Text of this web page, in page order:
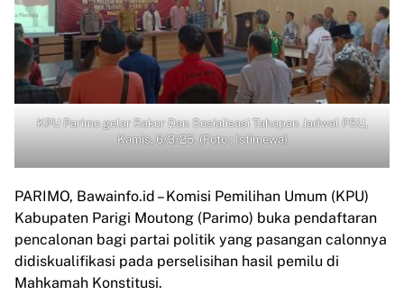
KPU Parimo gelar Rakor Dan Sosialisasi Tahapan Jadwal PSU,
Kamis, 6/3/25. (Foto : Istimewa)
PARIMO, Bawainfo.id – Komisi Pemilihan Umum (KPU)
Kabupaten Parigi Moutong (Parimo) buka pendaftaran
pencalonan bagi partai politik yang pasangan calonnya
didiskualifikasi pada perselisihan hasil pemilu di
Mahkamah Konstitusi.